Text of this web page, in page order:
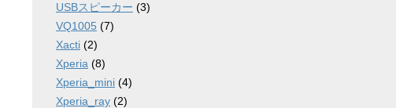
USBスピーカー (3)
VQ1005 (7)
Xacti (2)
Xperia (8)
Xperia_mini (4)
Xperia_ray (2)